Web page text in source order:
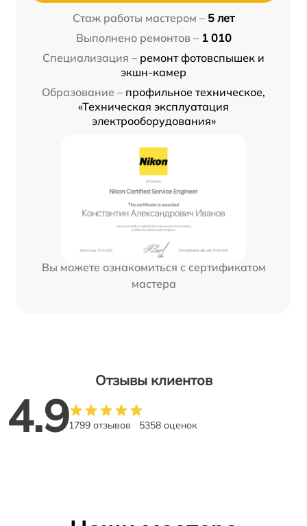
Стаж работы мастером – 5 лет
Выполнено ремонтов – 1 010
Специализация – ремонт фотовспышек и
экшн-камер
Образование – профильное техническое,
«Техническая эксплуатация
электрооборудования»
Вы можете ознакомиться с сертификатом
мастера
Отзывы клиентов
4.91799 отзывов 5358 оценок